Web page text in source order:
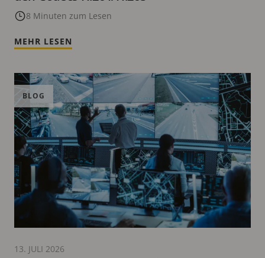
8 Minuten zum Lesen
MEHR LESEN
BLOG
13. JULI 2026